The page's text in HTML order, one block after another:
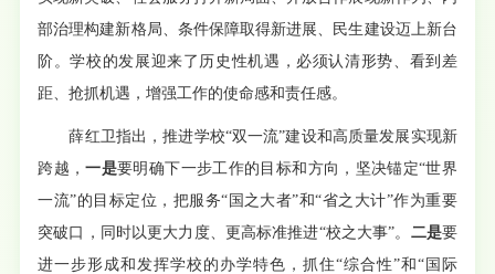
部治理构建新格局、条件保障取得新进展、民生建设迈上新台
阶。学校的发展迎来了历史性机遇，必须认清形势、看到差
距、抢抓机遇，增强工作的使命感和责任感。
薛红卫指出，推进学校“双一流”建设和高质量发展实现新
跨越，一是要明确下一步工作的目标和方向，坚决锚定“世界
一流”的目标定位，把服务“国之大者”和“省之大计”作为重要
突破口，同时以更大力度、更高标准推进“校之大事”。 二是要
进一步形成和发挥学校的办学特色，抓住“综合性”和“国际